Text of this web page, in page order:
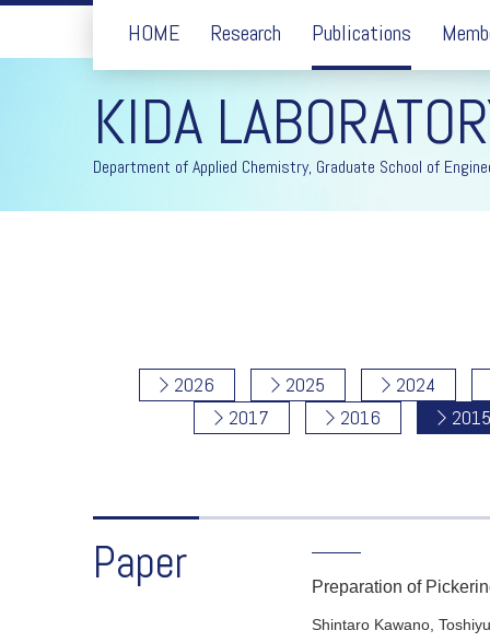
HOME Research Publications
KIDA
Department of Applied Chemistry, Graduate School of
2026 2025
2024
2017
2016 2015
Paper Preparation of
Shintaro Kawano,